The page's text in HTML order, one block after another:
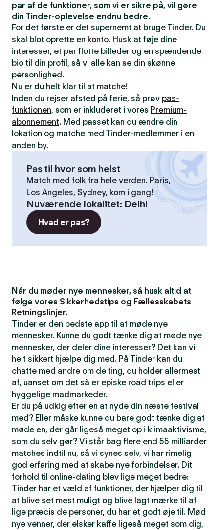
par af de funktioner, som vi er sikre på, vil gøre
din Tinder-oplevelse endnu bedre.
For det første er det supernemt at bruge Tinder. Du
skal blot oprette en konto. Husk at føje dine
interesser, et par flotte billeder og en spændende
bio til din profil, så vi alle kan se din skønne
personlighed.
Nu er du helt klar til at matche!
Inden du rejser afsted på ferie, så prøv pas-
funktionen, som er inkluderet i vores Premium-
abonnement. Med passet kan du ændre din
lokation og matche med Tinder-medlemmer i en
anden by.
Pas til hvor som helst
Match med folk fra hele verden. Paris,
Los Angeles, Sydney, kom i gang!
Nuværende lokalitet: Delhi
Hvad er pas?
Når du møder nye mennesker, så husk altid at
følge vores Sikkerhedstips og Fællesskabets
Retningslinjer.
Tinder er den bedste app til at møde nye
mennesker. Kunne du godt tænke dig at møde nye
mennesker, der deler dine interesser? Det kan vi
helt sikkert hjælpe dig med. På Tinder kan du
chatte med andre om de ting, du holder allermest
af, uanset om det så er episke road trips eller
hyggelige madmarkeder.
Er du på udkig efter en at nyde din næste festival
med? Eller måske kunne du bare godt tænke dig at
møde en, der går ligeså meget op i klimaaktivisme,
som du selv gør? Vi står bag flere end 55 milliarder
matches indtil nu, så vi synes selv, vi har rimelig
god erfaring med at skabe nye forbindelser. Dit
forhold til online-dating blev lige meget bedre:
Tinder har et væld af funktioner, der hjælper dig til
at blive set mest muligt og blive lagt mærke til af
lige præcis de personer, du har et godt øje til. Mød
nye venner, der elsker kaffe ligeså meget som dig,